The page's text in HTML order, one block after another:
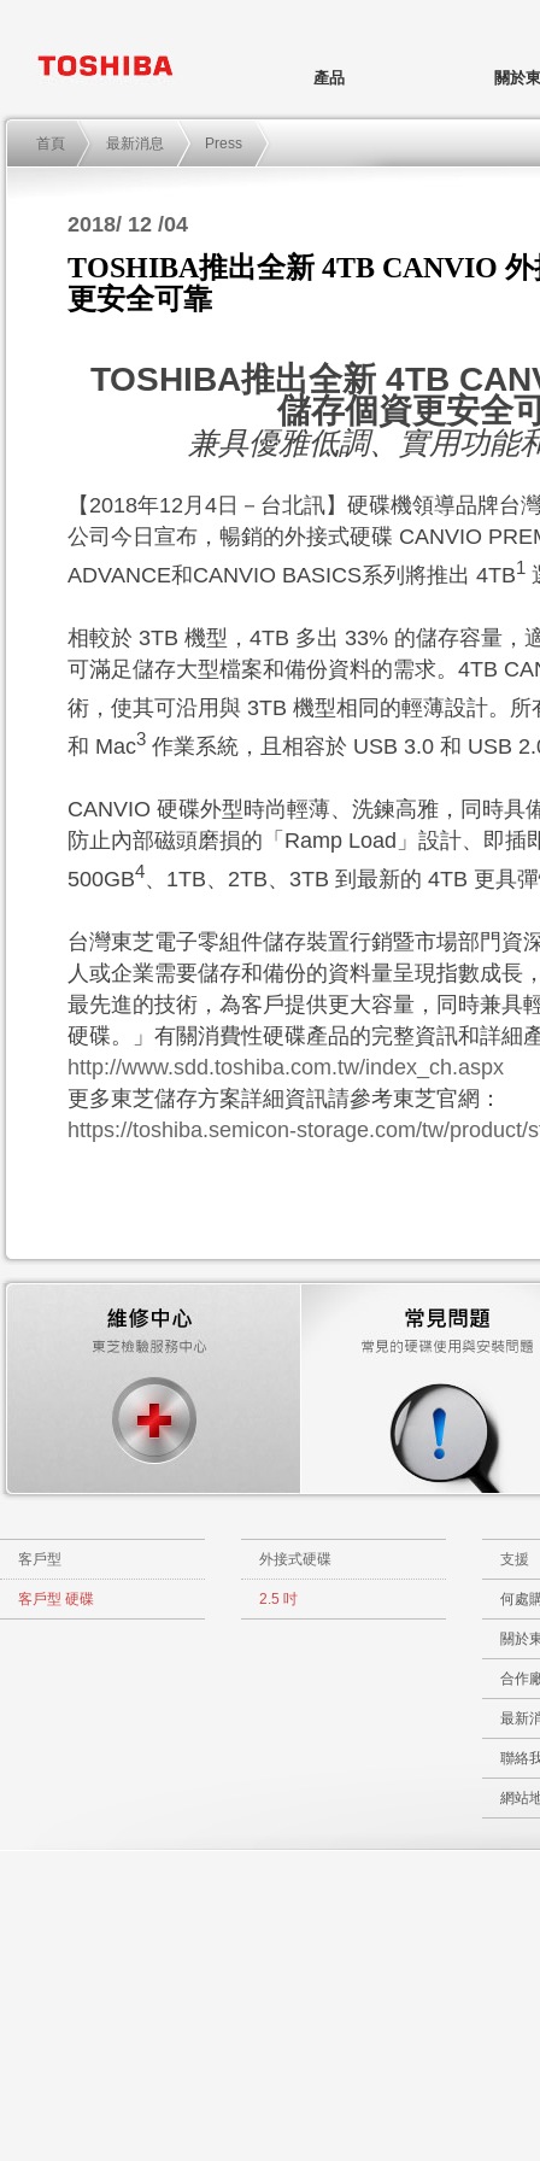
產品 關於
首頁 最新消息 Press
2018/ 12 /04
TOSHIBA推出全新 4TB CANVIO
更安全可靠
TOSHIBA推出全新4TB
儲存個資更安全
兼具優雅低調、實用功能
【 2018年12 月 4 日－台北訊】硬碟機領導品牌台
公司今日宣布，暢銷的外接式硬碟 CANVIO
ADVANCE和CANVIO BASICS系列將推出 4TB1
相較於 3TB 機型， 4TB 多出 33% 的儲存容量，
可滿足儲存大型檔案和備份資料的需求。 4TB
術，使其可沿用與 3TB 機型相同的輕薄設計。所
和 Mac3 作業系統，且相容於 USB 3.0 和 USB
CANVIO 硬碟外型時尚輕薄、洗鍊高雅，同時具
防止內部磁頭磨損的「 Ramp Load 」設計、即插
500GB4、 1TB、 2TB、 3TB 到最新的 4TB 更具
台灣東芝電子零組件儲存裝置行銷暨市場部門資
人或企業需要儲存和備份的資料量呈現指數成長
最先進的技術，為客戶提供更大容量，同時兼具
硬碟。」有關消費性硬碟產品的完整資訊和詳細
http://www.sdd.toshiba.com.tw/index_ch.aspx
更多東芝儲存方案詳細資訊請參考東芝官網：
https://toshiba.semicon-storage.com/tw/product/
客戶型
客戶型 硬碟
外接式硬碟
2.5 吋
支援
何處
關於
合作
最新
聯絡
網站